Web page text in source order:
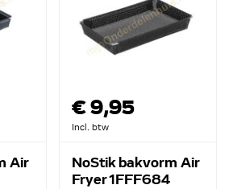
Air
€ 9,95
Incl. btw
NoStik bakvorm Air
Fryer 1FFF684